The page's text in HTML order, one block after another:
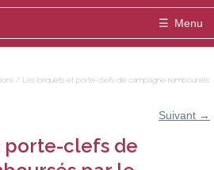
Menu
/ Les briquets et porte-clefs de campagne remboursés
Suivant →
porte-clefs de